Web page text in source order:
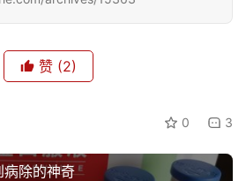
赞 (2)
0 3
病除的神奇